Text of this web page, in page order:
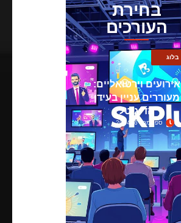
בחירת
העורכים
בלוג
אירועים וירטואליים:
מעוררים עניין בעידן
הדיגיטל
ספטמבר 6, 2024